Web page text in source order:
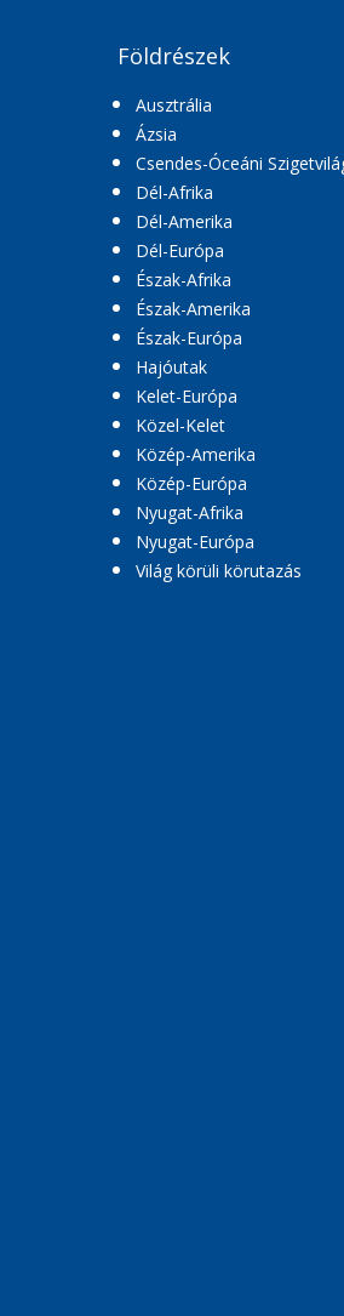
Földrészek
Ausztrália
Ázsia
Csendes-Óceáni
Dél-Afrika
Dél-Amerika
Dél-Európa
Észak-Afrika
Észak-Amerika
Észak-Európa
Hajóutak
Kelet-Európa
Közel-Kelet
Közép-Amerika
Közép-Európa
Nyugat-Afrika
Nyugat-Európa
Világ körüli körutazás